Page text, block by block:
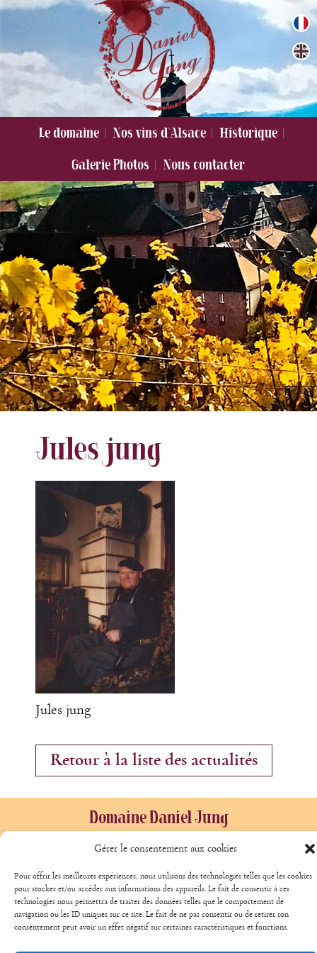
Gérer le consentement aux cookies
Pour offrir les meilleures expériences, nous utilisons des technologies telles que les cookies
pour stocker et/ou accéder aux informations des appareils. Le fait de consentir à ces
technologies nous permettra de traiter des données telles que le comportement de
navigation ou les ID uniques sur ce site. Le fait de ne pas consentir ou de retirer son
consentement peut avoir un effet négatif sur certaines caractéristiques et fonctions.
Domaine Jung
Le domaine Nos vins d’Alsace
Historique
Galerie Photos
Nous contacter
Jules jung
Jules jung
Retour à la liste des actualités
Domaine Daniel Jung
14 Rue de la Couronne
+33 389 478 016
+33 608813485
+33 647893861